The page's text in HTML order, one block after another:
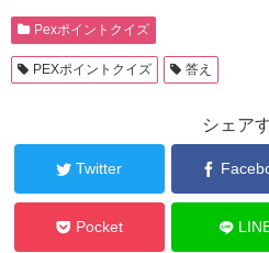
Pexポイントクイズ
PEXポイントクイズ 答え
シェア
Twitter
Pocket